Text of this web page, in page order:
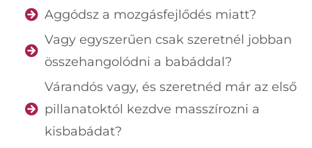
Aggódsz a mozgásfejlődés miatt?
Vagy egyszerűen csak szeretnél jobban
összehangolódni a babáddal?
Várandós vagy, és szeretnéd már az első
pillanatoktól kezdve masszírozni a
kisbabádat?